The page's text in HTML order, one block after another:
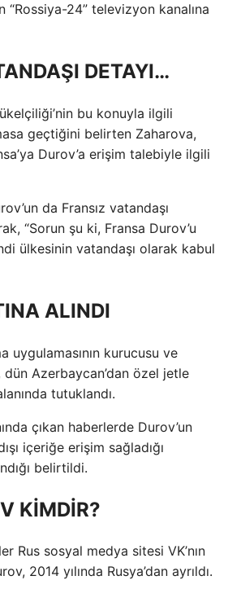
“Rossiya-24” televizyon kanalına
DETAYI…
bu konuyla ilgili
geçtiğini belirten Zaharova,
Durov’a erişim talebiyle ilgili
da Fransız vatandaşı
“Sorun şu ki, Fransa Durov’u
ülkesinin vatandaşı olarak kabul
ALINDI
uygulamasının kurucusu ve
dün Azerbaycan’dan özel jetle
tutuklandı.
çıkan haberlerde Durov’un
içeriğe erişim sağladığı
belirtildi.
KİMDİR?
Rus sosyal medya sitesi VK’nın
2014 yılında Rusya’dan ayrıldı.